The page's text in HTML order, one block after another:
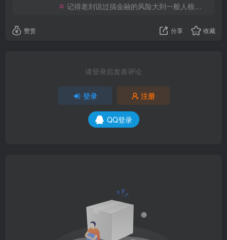
记得老刘说过搞金融的风险大到一般人根本承受不起
赞赏 分享 收藏
请登录后发表评论
登录 注册
QQ登录